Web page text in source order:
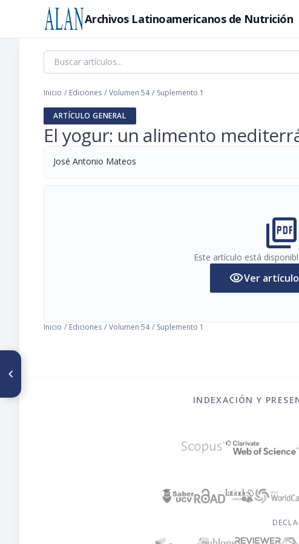
Archivos Latinoamericanos de Nutrición
Inicio / Ediciones / Volumen 54 / Suplemento 1
ARTÍCULO GENERAL
El yogur: un alimento
José Antonio Mateos
picture_as_pdf
Este artículo está
visibilityVer artículo
Inicio / Ediciones / Volumen 54 / Suplemento 1
INDEXACIÓN Y